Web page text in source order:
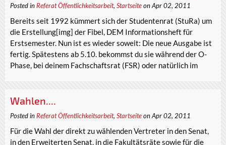
Posted in Referat Öffentlichkeitsarbeit, Startseiteon Apr 02, 2011
Bereits seit 1992 kümmert sich der Studentenrat (StuRa) um
die Erstellung[img] der Fibel, DEM Informationsheft für
Erstsemester. Nun ist es wieder soweit: Die neue Ausgabe ist
fertig. Spätestens ab 5.10. bekommst du sie während der O-
Phase, bei deinem Fachschaftsrat (FSR) oder natürlich im
Wahlen....
Posted in Referat Öffentlichkeitsarbeit, Startseiteon Apr 02, 2011
Für die Wahl der direkt zu wählenden Vertreter in den Senat,
in den Erweiterten Senat, in die Fakultätsräte sowie für die